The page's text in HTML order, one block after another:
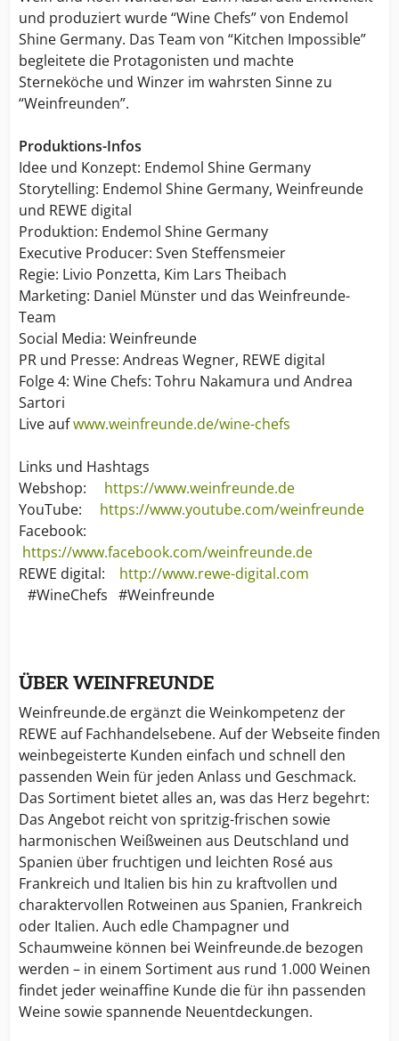
und produziert wurde “Wine Chefs” von Endemol
Shine Germany. Das Team von “Kitchen Impossible”
begleitete die Protagonisten und machte
Sterneköche und Winzer im wahrsten Sinne zu
“Weinfreunden”.
Produktions-Infos
Idee und Konzept: Endemol Shine Germany
Storytelling: Endemol Shine Germany, Weinfreunde
und REWE digital
Produktion: Endemol Shine Germany
Executive Producer: Sven Steffensmeier
Regie: Livio Ponzetta, Kim Lars Theibach
Marketing: Daniel Münster und das Weinfreunde-
Team
Social Media: Weinfreunde
PR und Presse: Andreas Wegner, REWE digital
Folge 4: Wine Chefs: Tohru Nakamura und Andrea
Sartori
Live aufwww.weinfreunde.de/wine-chefs
Links und Hashtags
Webshop: https://www.weinfreunde.de
YouTube: https://www.youtube.com/weinfreunde
Facebook:
https://www.facebook.com/weinfreunde.de
REWE digital: http://www.rewe-digital.com
#WineChefs #Weinfreunde
ÜBER WEINFREUNDE
Weinfreunde.de ergänzt die Weinkompetenz der
REWE auf Fachhandelsebene. Auf der Webseite finden
weinbegeisterte Kunden einfach und schnell den
passenden Wein für jeden Anlass und Geschmack.
Das Sortiment bietet alles an, was das Herz begehrt:
Das Angebot reicht von spritzig-frischen sowie
harmonischen Weißweinen aus Deutschland und
Spanien über fruchtigen und leichten Rosé aus
Frankreich und Italien bis hin zu kraftvollen und
charaktervollen Rotweinen aus Spanien, Frankreich
oder Italien. Auch edle Champagner und
Schaumweine können bei Weinfreunde.de bezogen
werden – in einem Sortiment aus rund 1.000 Weinen
findet jeder weinaffine Kunde die für ihn passenden
Weine sowie spannende Neuentdeckungen.